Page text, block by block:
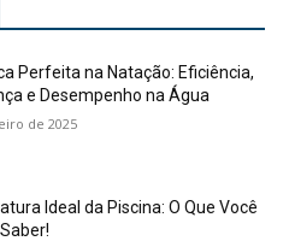
Perfeita na Natação: Eficiência,
e Desempenho na Água
de 2025
Ideal da Piscina: O Que Você